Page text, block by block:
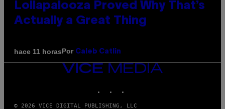
Lollapalooza Proved Why That’s
Actually a Great Thing
hace 11 horasPor Caleb Catlin
VICE
© 2026 VICE DIGITAL PUBLISHING, LLC